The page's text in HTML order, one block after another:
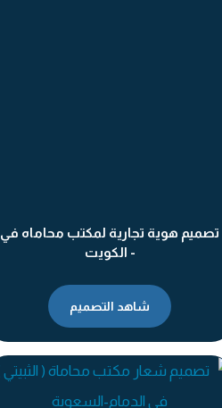
تصميم هوية تجارية لمكتب محاماه في
- الكويت
شاهد التصميم